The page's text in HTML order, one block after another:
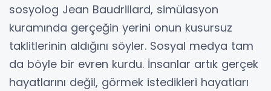
sosyolog Jean Baudrillard, simülasyon
kuramında gerçeğin yerini onun kusursuz
taklitlerinin aldığını söyler. Sosyal medya tam
da böyle bir evren kurdu. İnsanlar artık gerçek
hayatlarını değil, görmek istedikleri hayatları